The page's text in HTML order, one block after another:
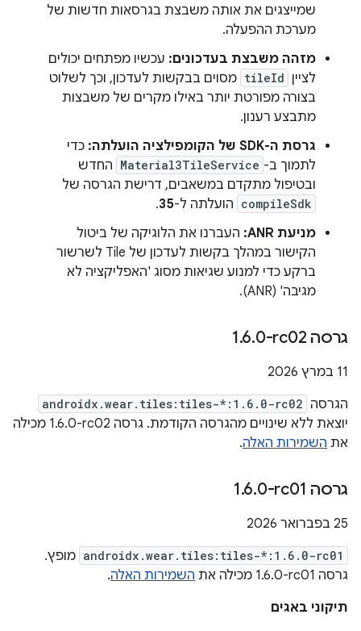
שמייצגים את אותה משבצת בגרסאות חדשות של
מערכת ההפעלה.
מזהה משבצת בעדכונים: עכשיו מפתחים יכולים
לציין tileId מסוים בבקשות לעדכון, וכך לשלוט
בצורה מפורטת יותר באילו מקרים של משבצות
מתבצע רענון.
גרסת ה-SDK של הקומפילציה הועלתה:
כדי
לתמוך ב- Material3TileService החדש
ובטיפול מתקדם במשאבים, דרישת הגרסה של
compileSdk הועלתה ל-35
.
מניעת ANR:
העברנו את הלוגיקה של ביטול
הקישור במהלך בקשות לעדכון של Tile לשרשור
ברקע כדי למנוע שגיאות מסוג 'האפליקציה לא
מגיבה' (ANR).
גרסה ‎1 .6.0-rc02
‫11 במרץ 2026
הגרסה androidx.wear.tiles:tiles-*:1.6.0-rc02
יוצאת ללא שינויים מהגרסה הקודמת. גרסה ‎1.6.0-rc02 מכילה
את השמירות האלה.
גרסה ‎1 .6.0-rc01
‫25 בפברואר 2026
androidx.wear.tiles:tiles-*:1.6.0-rc01 מופץ.
גרסה ‎1.6.0-rc01 מכילה את
השמירות האלה.
תיקוני באגים